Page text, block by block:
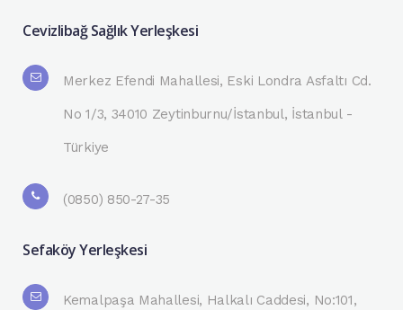
Cevizlibağ Sağlık Yerleşkesi
Merkez Efendi Mahallesi, Eski Londra Asfaltı Cd.
No 1/3, 34010 Zeytinburnu/İstanbul, İstanbul -
Türkiye
(0850) 850-27-35
Sefaköy Yerleşkesi
Kemalpaşa Mahallesi, Halkalı Caddesi, No:101,